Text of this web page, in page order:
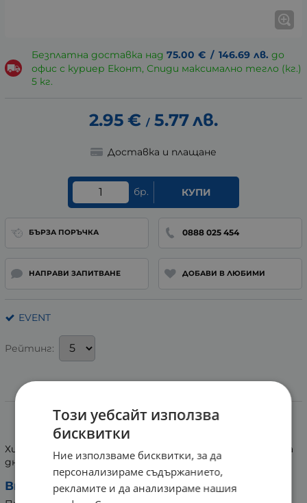
Безплатна доставка над 75.00 € / 146.69 лв. до
офис с куриер Еконт, Спиди максимално тегло (кг.)
5 кг.
2.95 € / 5.77лв.
Доставка и плащане
бр. КУПИ
БЪРЗА ПОРЪЧКА 0888 025 454
НАПРАВИ ЗАПИТВАНЕ ДОБАВИ В ЛЮБИМИ
EVENT
Рейтинг:
ТАМПОНИ ЕВЕНТ СУПЕР * 16
Хигиенни дамски тампони Event Super са подходящи за
дните с обилно течение.
Внимание:
Този уебсайт използва
бисквитки
Ние използваме бисквитки, за да
персонализираме съдържанието,
рекламите и да анализираме нашия